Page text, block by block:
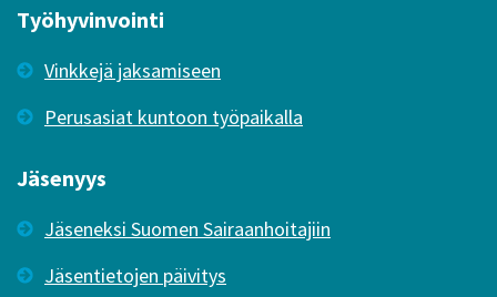
Työhyvinvointi
Vinkkejä jaksamiseen
Perusasiat kuntoon työpaikalla
Jäsenyys
Jäseneksi Suomen Sairaanhoitajiin
Jäsentietojen päivitys